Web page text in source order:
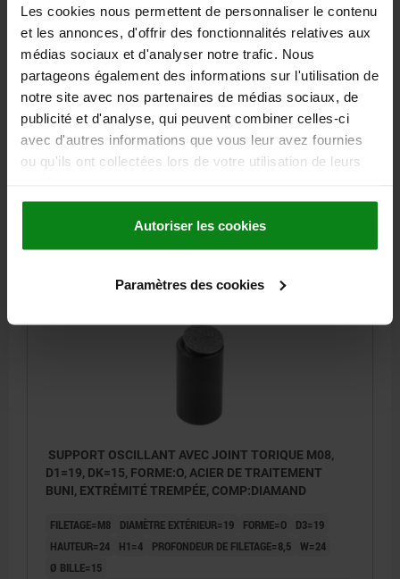
Les cookies nous permettent de personnaliser le contenu
et les annonces, d'offrir des fonctionnalités relatives aux
médias sociaux et d'analyser notre trafic. Nous
partageons également des informations sur l'utilisation de
notre site avec nos partenaires de médias sociaux, de
publicité et d'analyse, qui peuvent combiner celles-ci
avec d'autres informations que vous leur avez fournies
ou qu'ils ont collectées lors de votre utilisation de leurs
Autoriser les cookies
Paramètres des cookies
SUPPORT OSCILLANT AVEC JOINT TORIQUE M06,
D1=17, DK=13, FORME:O, ACIER DE TRAITEMENT
BUNI, EXTRÉMITÉ TREMPÉE, COMP:DIAMAND
FILETAGE=M6 DIAMÈTRE EXTÉRIEUR=17 FORME=O
D3=14
HAUTEUR=21 H1=3 PROFONDEUR DE FILETAGE=7,5 W=28
Ø BILLE=13
CAPACITÉ DE CHARGE KN MAX. (CHARGES STATIQUES
UNIQUEMENT)=27,4
hors frais d’envoi
SUPPORT OSCILLANT AVEC JOINT TORIQUE M08,
D1=19, DK=15, FORME:O, ACIER DE TRAITEMENT
BUNI, EXTRÉMITÉ TREMPÉE, COMP:DIAMAND
FILETAGE=M8 DIAMÈTRE EXTÉRIEUR=19 FORME=O
D3=19
HAUTEUR=24
H1=4 PROFONDEUR DE FILETAGE=8,5 W=24
Ø BILLE=15